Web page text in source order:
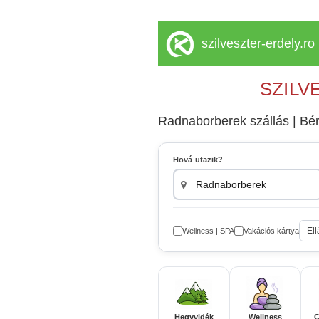
szilveszter-erdely.ro
Radnaborberek szállás |
Hová utazik?
Wellness | SPA Vakációs kártya
Hegyvidék Wellness